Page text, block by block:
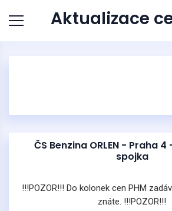
Aktualizace
ČS Benzina ORLEN - Praha
spojka
!!!POZOR!!! Do kolonek cen PHM
znáte. !!!POZOR!!!